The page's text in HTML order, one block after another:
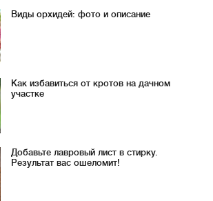
Виды орхидей: фото и описание
Как избавиться от кротов на дачном
участке
Добавьте лавровый лист в стирку.
Результат вас ошеломит!